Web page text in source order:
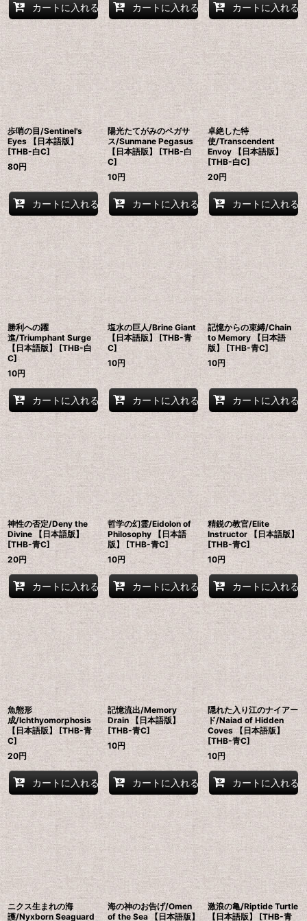
カートに入れる カートに入れる カートに入れる
歩哨の目/Sentinel's
Eyes 【日本語版】
[THB-白C]
80円
カートに入れる
陽光たてがみのペガサ
ス/Sunmane Pegasus
【日本語版】 [THB-白
C]
10円
カートに入れる
卓絶した特
使/Transcendent
Envoy 【日本語版】
[THB-白C]
20円
カートに入れる
勝利への躍
進/Triumphant Surge
【日本語版】 [THB-白
C]
10円
カートに入れる
塩水の巨人/Brine Giant
【日本語版】 [THB-青
C]
10円
カートに入れる
記憶からの束縛/Chain
to Memory 【日本語
版】 [THB-青C]
10円
カートに入れる
神性の否定/Deny the
Divine 【日本語版】
[THB-青C]
20円
カートに入れる
哲学の幻霊/Eidolon of
Philosophy 【日本語
版】 [THB-青C]
10円
カートに入れる
精鋭の教官/Elite
Instructor 【日本語版】
[THB-青C]
10円
カートに入れる
魚態形
成/Ichthyomorphosis
【日本語版】 [THB-青
C]
20円
カートに入れる
記憶流出/Memory
Drain 【日本語版】
[THB-青C]
10円
カートに入れる
隠れた入り江のナイアー
ド/Naiad of Hidden
Coves 【日本語版】
[THB-青C]
10円
カートに入れる
ニクス生まれの海
護/Nyxborn Seaguard
海の神のお告げ/Omen
of the Sea 【日本語版】
激浪の亀/Riptide Turtle
【日本語版】 [THB-青